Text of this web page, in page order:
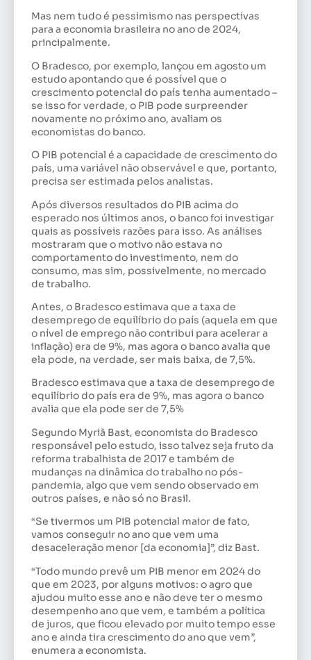
Mas nem tudo é pessimismo nas perspectivas
para a economia brasileira no ano de 2024,
principalmente.
O Bradesco, por exemplo, lançou em agosto um
estudo apontando que é possível que o
crescimento potencial do país tenha aumentado –
se isso for verdade, o PIB pode surpreender
novamente no próximo ano, avaliam os
economistas do banco.
O PIB potencial é a capacidade de crescimento do
país, uma variável não observável e que, portanto,
precisa ser estimada pelos analistas.
Após diversos resultados do PIB acima do
esperado nos últimos anos, o banco foi investigar
quais as possíveis razões para isso. As análises
mostraram que o motivo não estava no
comportamento do investimento, nem do
consumo, mas sim, possivelmente, no mercado
de trabalho.
Antes, o Bradesco estimava que a taxa de
desemprego de equilíbrio do país (aquela em que
o nível de emprego não contribui para acelerar a
inflação) era de 9%, mas agora o banco avalia que
ela pode, na verdade, ser mais baixa, de 7,5%.
Bradesco estimava que a taxa de desemprego de
equilíbrio do país era de 9%, mas agora o banco
avalia que ela pode ser de 7,5%
Segundo Myriã Bast, economista do Bradesco
responsável pelo estudo, isso talvez seja fruto da
reforma trabalhista de 2017 e também de
mudanças na dinâmica do trabalho no pós-
pandemia, algo que vem sendo observado em
outros países, e não só no Brasil.
“Se tivermos um PIB potencial maior de fato,
vamos conseguir no ano que vem uma
desaceleração menor [da economia]”, diz Bast.
“Todo mundo prevê um PIB menor em 2024 do
que em 2023, por alguns motivos: o agro que
ajudou muito esse ano e não deve ter o mesmo
desempenho ano que vem, e também a política
de juros, que ficou elevado por muito tempo esse
ano e ainda tira crescimento do ano que vem”,
enumera a economista.